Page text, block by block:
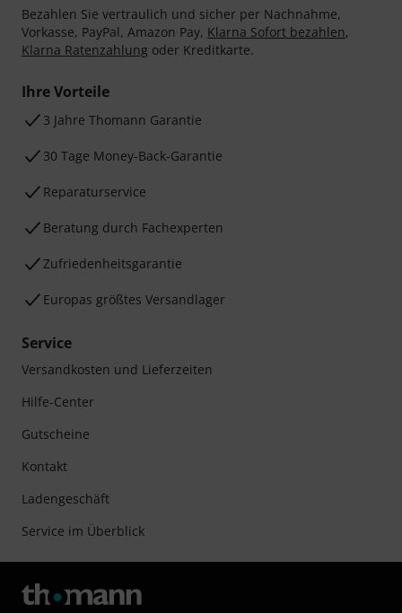
Bezahlen Sie vertraulich und sicher per Nachnahme,
Vorkasse, PayPal, Amazon Pay, Klarna Sofort bezahlen,
Klarna Ratenzahlung oder Kreditkarte.
Ihre Vorteile
3 Jahre Thomann Garantie
30 Tage Money-Back-Garantie
Reparaturservice
Beratung durch Fachexperten
Zufriedenheitsgarantie
Europas größtes Versandlager
Service
Versandkosten und Lieferzeiten
Hilfe-Center
Gutscheine
Kontakt
Ladengeschäft
Service im Überblick